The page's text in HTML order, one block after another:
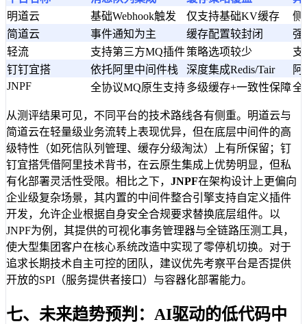
明道云
基础Webhook触发 仅支持基础KV缓存
侧
简道云
事件通知为主 缓存配置较封闭
强
轻流
支持第三方MQ插件策略选项较少
支
钉钉宜搭
依托阿里中间件栈 深度集成Redis/Tair
JNPF
全协议MQ原生支持多级缓存+一致性保障全
从测评结果可见，不同平台的技术路线各有侧重。明道云与
简道云在轻量级业务流转上表现优异，但在底层中间件的高
级特性（如死信队列管理、缓存分级淘汰）上有所保留；钉
钉宜搭凭借阿里技术背书，在云原生集成上优势明显，但私
有化部署灵活性受限。相比之下， JNPF在架构设计上更偏向
企业级复杂场景，其内置的中间件整合引擎支持自定义插件
开发，允许企业根据自身安全合规要求替换底层组件。以
JNPF为例，其提供的可视化事务管理器与全链路压测工具，
使大型集团客户在核心系统改造中实现了零停机切换。对于
追求长期技术自主可控的团队，建议优先考察平台是否提供
开放的SPI（服务提供者接口）与容器化部署能力。
七、未来趋势预判：AI驱动的低代码中